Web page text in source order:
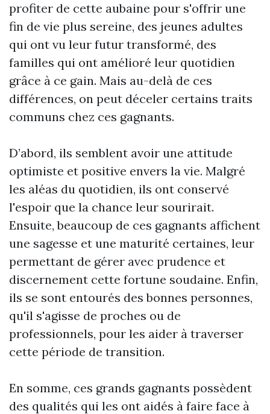
profiter de cette aubaine pour s'offrir une
fin de vie plus sereine, des jeunes adultes
qui ont vu leur futur transformé, des
familles qui ont amélioré leur quotidien
grâce à ce gain. Mais au-delà de ces
différences, on peut déceler certains traits
communs chez ces gagnants.
D’abord, ils semblent avoir une attitude
optimiste et positive envers la vie. Malgré
les aléas du quotidien, ils ont conservé
l'espoir que la chance leur sourirait.
Ensuite, beaucoup de ces gagnants affichent
une sagesse et une maturité certaines, leur
permettant de gérer avec prudence et
discernement cette fortune soudaine. Enfin,
ils se sont entourés des bonnes personnes,
qu'il s'agisse de proches ou de
professionnels, pour les aider à traverser
cette période de transition.
En somme, ces grands gagnants possèdent
des qualités qui les ont aidés à faire face à